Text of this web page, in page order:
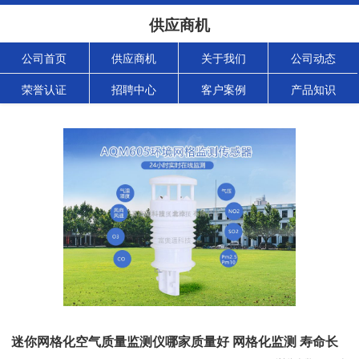
供应商机
公司首页 供应商机 关于我们 公司动态
荣誉认证 招聘中心 客户案例 产品知识
迷你网格化空气质量监测仪哪家质量好 网格化监测 寿命长